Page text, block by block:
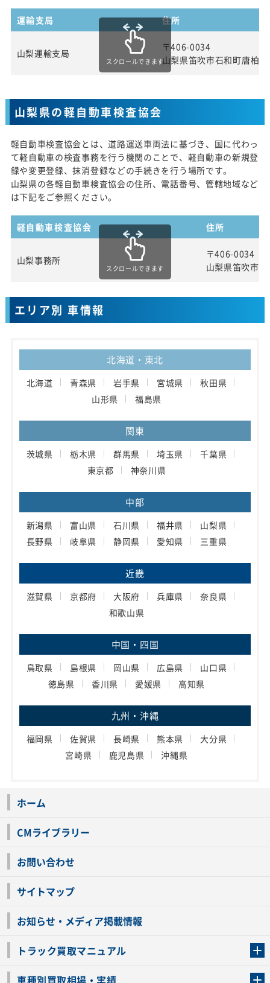
運輸支局 住所
山梨運輸支局
〒406-0034
山梨県笛吹市石和町唐柏
スクロールできます
山梨県の軽自動車検査協会
軽自動車検査協会とは、道路運送車両法に基づき、国に代わっ
て軽自動車の検査事務を行う機関のことで、軽自動車の新規登
録や変更登録、抹消登録などの手続きを行う場所です。
山梨県の各軽自動車検査協会の住所、電話番号、管轄地域など
は下記をご参照ください。
軽自動車検査協会 住所
山梨事務所
〒406-0034
山梨県笛吹市
スクロールできます
エリア別 車情報
北海道・東北
北海道 青森県 岩手県 宮城県
秋田県
山形県
福島県
関東
茨城県 栃木県 群馬県 埼玉県
千葉県
東京都
神奈川県
中部
新潟県 富山県 石川県 福井県
山梨県
長野県
岐阜県 静岡県 愛知県 三重県
近畿
滋賀県 京都府 大阪府 兵庫県
奈良県
和歌山県
中国・四国
鳥取県 島根県 岡山県 広島県
山口県
徳島県
香川県 愛媛県 高知県
九州・沖縄
福岡県 佐賀県 長崎県 熊本県
大分県
宮崎県
鹿児島県 沖縄県
ホーム
CMライブラリー
お問い合わせ
サイトマップ
お知らせ・メディア掲載情報
トラック買取マニュアル
車種別買取相場・実績